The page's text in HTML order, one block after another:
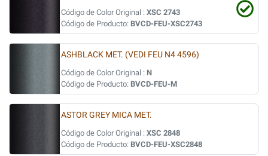
Código de Color Original : XSC 2743
Código de Producto: BVCD-FEU-XSC2743
ASHBLACK MET. (VEDI FEU N4 4596)
Código de Color Original : N
Código de Producto: BVCD-FEU-M
ASTOR GREY MICA MET.
Código de Color Original : XSC 2848
Código de Producto: BVCD-FEU-XSC2848